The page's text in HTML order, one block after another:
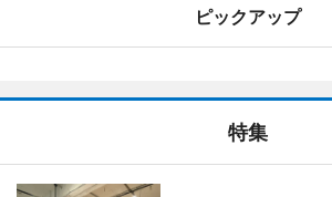
ピックアップ
特集